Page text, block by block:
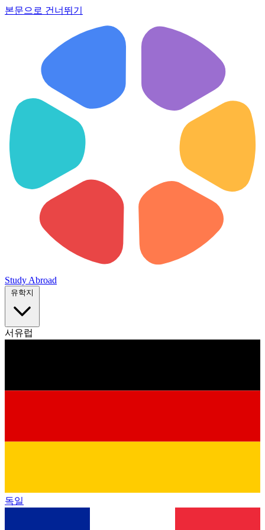
본문으로 건너뛰기
Study Abroad
서유럽
독일